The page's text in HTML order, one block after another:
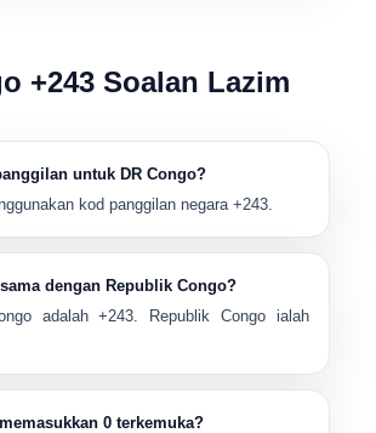
+243 Soalan Lazim
untuk DR Congo?
kod panggilan negara+243.
dengan Republik Congo?
adalah+243. Republik Congo ialah
0 terkemuka?